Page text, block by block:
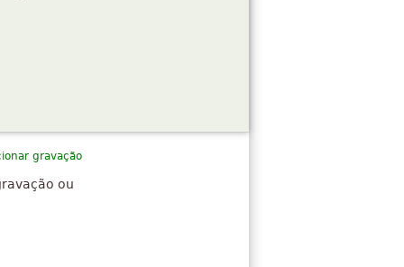
gravação
ou